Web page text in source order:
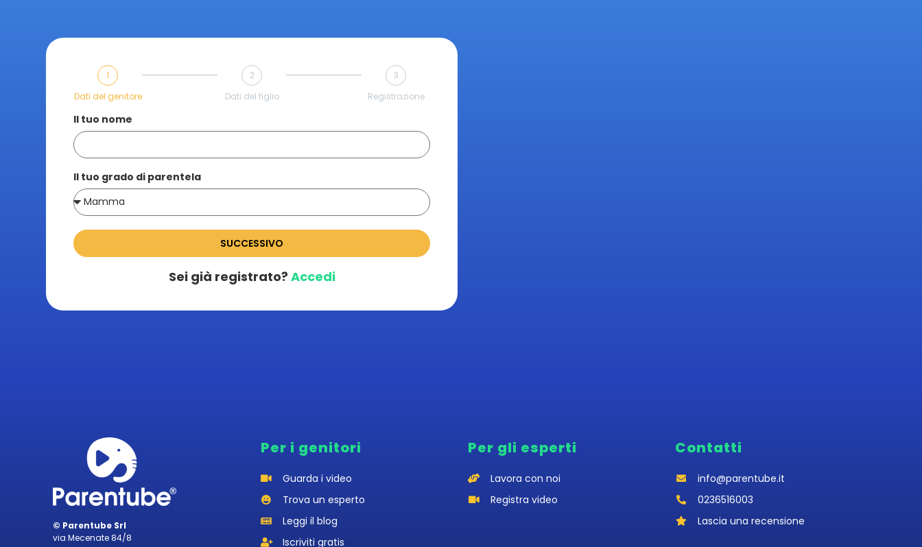
1
Dati del genitore
2
Dati del figlio
3
Registrazione
Il tuo nome
Il tuo grado di parentela
SUCCESSIVO
Sei già registrato? Accedi
© Parentube Srl
via Mecenate 84/8
Per i genitori
Guarda i video
Trova un esperto
Leggi il blog
Iscriviti gratis
Per gli esperti
Lavora con noi
Registra video
Contatti
info@parentube.it
0236516003‬
Lascia una recensione